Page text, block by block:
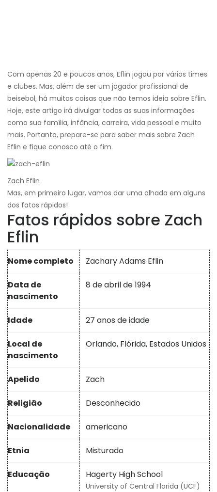
Com apenas 20 e poucos anos, Eflin jogou por vários times
e clubes. Mas, além de ser um jogador profissional de
beisebol, há muitas coisas que não temos ideia sobre Eflin.
Hoje, este artigo irá divulgar todas as suas informações
como sua família, infância, carreira, vida pessoal e muito
mais. Portanto, prepare-se para saber mais sobre Zach
Eflin e fique conosco até o fim.
Zach Eflin
Mas, em primeiro lugar, vamos dar uma olhada em alguns
dos fatos rápidos!
Fatos rápidos sobre Zach
Eflin
Nome completo Zachary Adams Eflin
Data de
nascimento
8 de abril de 1994
Idade 27 anos de idade
Local de
nascimento
Orlando, Flórida, Estados Unidos
Apelido Zach
Religião Desconhecido
Nacionalidade americano
Etnia Misturado
Educação Hagerty High School
University of Central Florida (UCF)